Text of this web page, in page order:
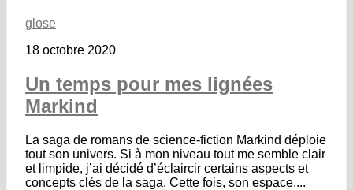
glose
18 octobre 2020
Un temps pour mes lignées
Markind
La saga de romans de science-fiction Markind déploie
tout son univers. Si à mon niveau tout me semble clair
et limpide, j’ai décidé d’éclaircir certains aspects et
concepts clés de la saga. Cette fois, son espace,...